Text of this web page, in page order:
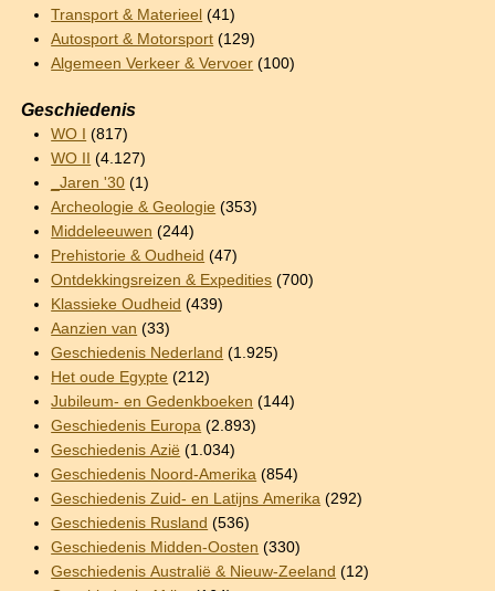
Transport & Materieel (41)
Autosport & Motorsport (129)
Algemeen Verkeer & Vervoer (100)
Geschiedenis
WO I (817)
WO II (4.127)
_Jaren '30 (1)
Archeologie & Geologie (353)
Middeleeuwen (244)
Prehistorie & Oudheid (47)
Ontdekkingsreizen & Expedities (700)
Klassieke Oudheid (439)
Aanzien van (33)
Geschiedenis Nederland (1.925)
Het oude Egypte (212)
Jubileum- en Gedenkboeken (144)
Geschiedenis Europa (2.893)
Geschiedenis Azië (1.034)
Geschiedenis Noord-Amerika (854)
Geschiedenis Zuid- en Latijns Amerika (292)
Geschiedenis Rusland (536)
Geschiedenis Midden-Oosten (330)
Geschiedenis Australië & Nieuw-Zeeland (12)